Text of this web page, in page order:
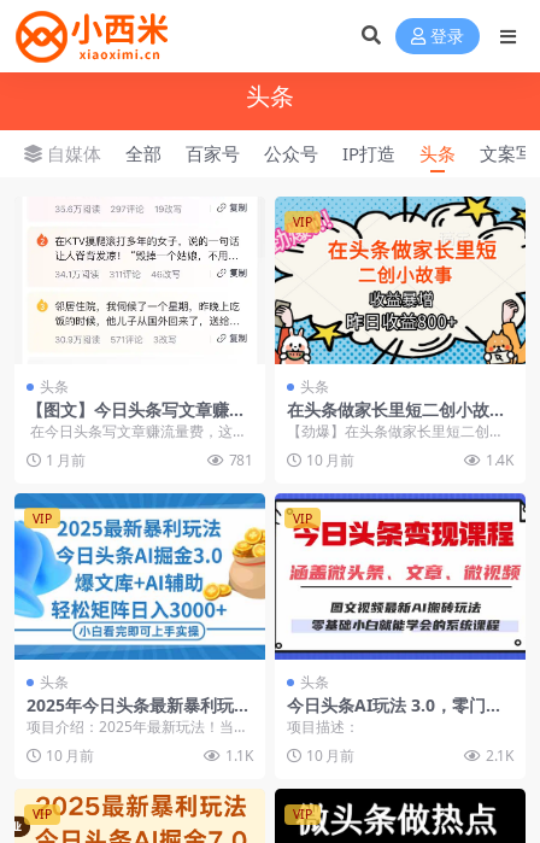
登录
头条
自媒体 全部 百家号 公众号 IP打造 头条 文案写
头条
【图文】今日头条写文章赚生
活费
在今日头条写文章赚流量费，这个
项目不新鲜了。就是在头条上发文
章，有人...
1 月前 781
VIP
头条
在头条做家长里短二创小故
事，收益暴增，月入2W+
【劲爆】在头条做家长里短二创小
故事，收益暴增，月入2W+
10 月前 1.4K
VIP
头条
2025年今日头条最新暴利玩法
3.0，一键生成爆款，轻松实现
矩阵日入3000+
项目介绍：2025年最新玩法！当下
最火！简单零成本！0粉丝照样有收
益，复制粘贴即...
10 月前 1.1K
VIP
头条
今日头条AI玩法 3.0，零门槛
操作，小白每天2小时照做就
能日入300+
项目描述：
10 月前
2.1K
VIP VIP